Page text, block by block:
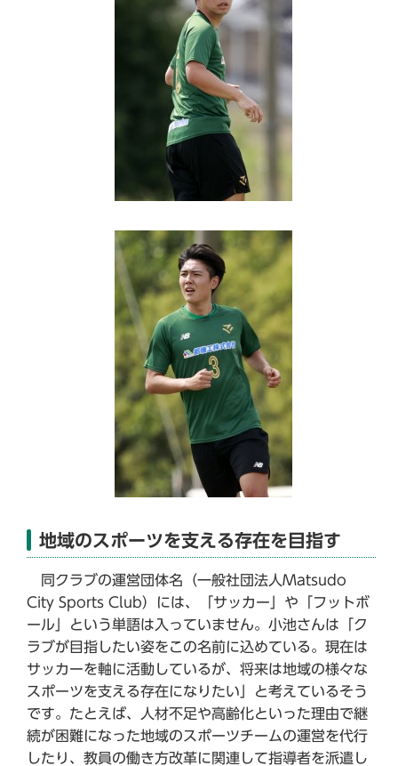
地域のスポーツを支える存在を目指す
同クラブの運営団体名（一般社団法人Matsudo
City Sports Club）には、「サッカー」や「フットボ
ール」という単語は入っていません。小池さんは「ク
ラブが目指したい姿をこの名前に込めている。現在は
サッカーを軸に活動しているが、将来は地域の様々な
スポーツを支える存在になりたい」と考えているそう
です。たとえば、人材不足や高齢化といった理由で継
続が困難になった地域のスポーツチームの運営を代行
したり、教員の働き方改革に関連して指導者を派遣し